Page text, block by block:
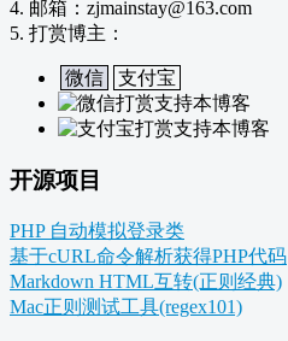
4. 邮箱：zjmainstay@163.com
5. 打赏博主：
微信 支付宝
开源项目
PHP 自动模拟登录类
基于cURL命令解析获得PHP代码
Markdown HTML互转(正则经典)
Mac正则测试工具(regex101)